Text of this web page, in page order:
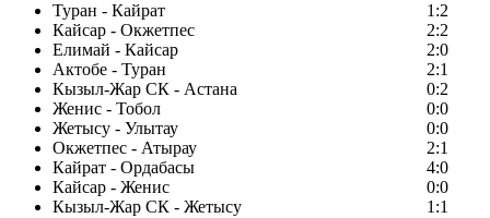
Туран - Кайрат
1:2
Кайсар - Окжетпес
2:2
Елимай - Кайсар
2:0
Актобе - Туран
2:1
Кызыл-Жар СК - Астана
0:2
Женис - Тобол
0:0
Жетысу - Улытау
0:0
Окжетпес - Атырау
2:1
Кайрат - Ордабасы
4:0
Кайсар - Женис
0:0
Кызыл-Жар СК - Жетысу
1:1